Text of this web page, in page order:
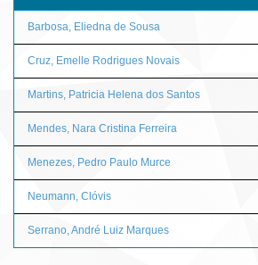
Barbosa, Eliedna de Sousa
Cruz, Emelle Rodrigues Novais
Martins, Patricia Helena dos Santos
Mendes, Nara Cristina Ferreira
Menezes, Pedro Paulo Murce
Neumann, Clóvis
Serrano, André Luiz Marques